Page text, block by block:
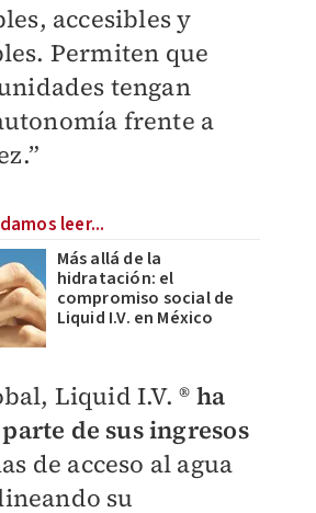
accesibles y
Permiten que
tengan
frente a
leer...
Más allá de la
hidratación: el
compromiso social de
Liquid I.V. en México
Liquid I.V. ® ha
de sus ingresos
de acceso al agua
su